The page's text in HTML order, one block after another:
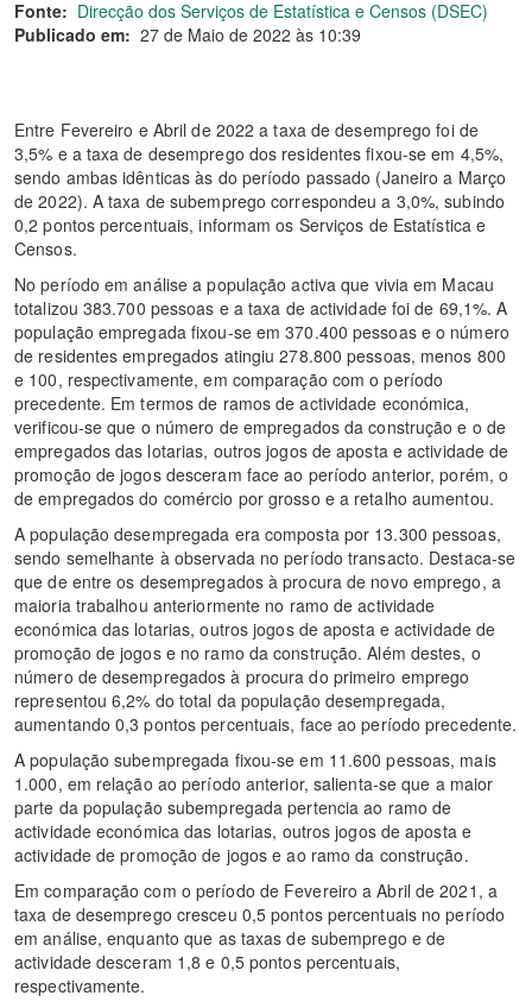
Fonte: Direcção dos Serviços de Estatística e Censos (DSEC)
Publicado em: 27 de Maio de 2022 às 10:39
Entre Fevereiro e Abril de 2022 a taxa de desemprego foi de
3,5% e a taxa de desemprego dos residentes fixou-se em 4,5%,
sendo ambas idênticas às do período passado (Janeiro a Março
de 2022). A taxa de subemprego correspondeu a 3,0%, subindo
0,2 pontos percentuais, informam os Serviços de Estatística e
Censos.
No período em análise a população activa que vivia em Macau
totalizou 383.700 pessoas e a taxa de actividade foi de 69,1%. A
população empregada fixou-se em 370.400 pessoas e o número
de residentes empregados atingiu 278.800 pessoas, menos 800
e 100, respectivamente, em comparação com o período
precedente. Em termos de ramos de actividade económica,
verificou-se que o número de empregados da construção e o de
empregados das lotarias, outros jogos de aposta e actividade de
promoção de jogos desceram face ao período anterior, porém, o
de empregados do comércio por grosso e a retalho aumentou.
A população desempregada era composta por 13.300 pessoas,
sendo semelhante à observada no período transacto. Destaca-se
que de entre os desempregados à procura de novo emprego, a
maioria trabalhou anteriormente no ramo de actividade
económica das lotarias, outros jogos de aposta e actividade de
promoção de jogos e no ramo da construção. Além destes, o
número de desempregados à procura do primeiro emprego
representou 6,2% do total da população desempregada,
aumentando 0,3 pontos percentuais, face ao período precedente.
A população subempregada fixou-se em 11.600 pessoas, mais
1.000, em relação ao período anterior, salienta-se que a maior
parte da população subempregada pertencia ao ramo de
actividade económica das lotarias, outros jogos de aposta e
actividade de promoção de jogos e ao ramo da construção.
Em comparação com o período de Fevereiro a Abril de 2021, a
taxa de desemprego cresceu 0,5 pontos percentuais no período
em análise, enquanto que as taxas de subemprego e de
actividade desceram 1,8 e 0,5 pontos percentuais,
respectivamente.